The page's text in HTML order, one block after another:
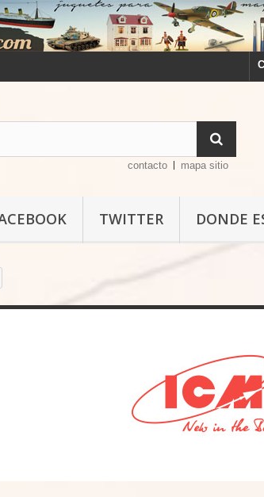
contacto mapa sitio
TWITTER DONDE